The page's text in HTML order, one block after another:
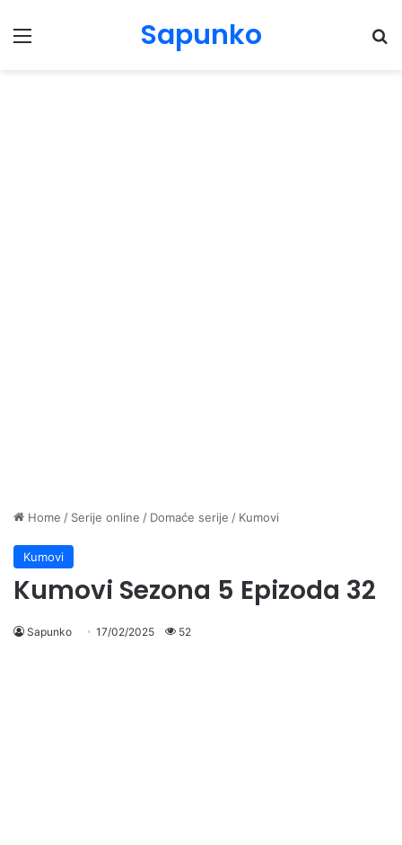
Menu Sapunko
Home / Serije online / Domaće serije / Kumovi
Kumovi
Kumovi Sezona 5 Epizoda 32
Sapunko 17/02/2025 52